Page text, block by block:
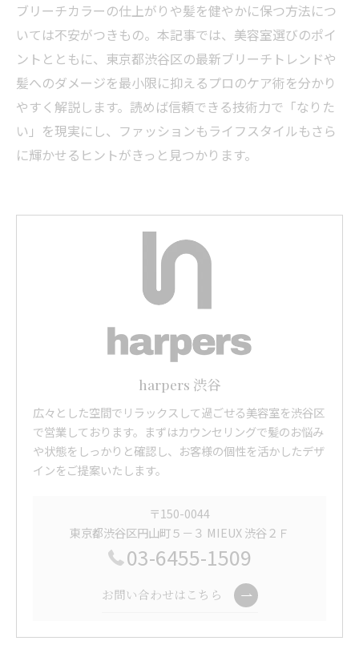
ブリーチカラーの仕上がりや髪を健やかに保つ方法につ
いては不安がつきもの。本記事では、美容室選びのポイ
ントとともに、東京都渋谷区の最新ブリーチトレンドや
髪へのダメージを最小限に抑えるプロのケア術を分かり
やすく解説します。読めば信頼できる技術力で「なりた
い」を現実にし、ファッションもライフスタイルもさら
に輝かせるヒントがきっと見つかります。
harpers 渋谷
広々とした空間でリラックスして過ごせる美容室を渋谷区
で営業しております。まずはカウンセリングで髪のお悩み
や状態をしっかりと確認し、お客様の個性を活かしたデザ
インをご提案いたします。
〒150-0044
東京都渋谷区円山町５－３ MIEUX 渋谷２Ｆ
03-6455-1509
お問い合わせはこちら